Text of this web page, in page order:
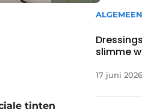
tinten
ALGEMEEN
slimme
17 juni 2026